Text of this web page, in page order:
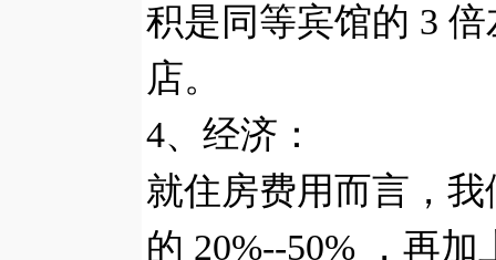
积是同等宾馆的 3 倍
店。
4、经济：
就住房费用而言，
的 20%--50%
，再